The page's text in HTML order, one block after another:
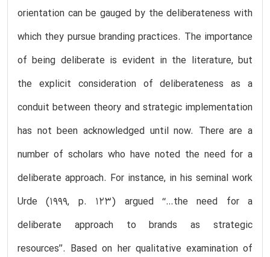
orientation can be gauged by the deliberateness with
which they pursue branding practices. The importance
of being deliberate is evident in the literature, but
the explicit consideration of deliberateness as a
conduit between theory and strategic implementation
has not been acknowledged until now. There are a
number of scholars who have noted the need for a
deliberate approach. For instance, in his seminal work
Urde (1999, p. 123) argued ‘‘…the need for a
deliberate approach to brands as strategic
resources’’. Based on her qualitative examination of